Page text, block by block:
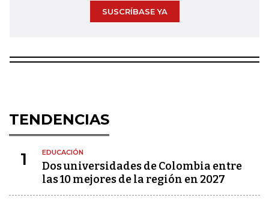
SUSCRÍBASE YA
TENDENCIAS
1 EDUCACIÓN
Dos universidades de Colombia entre
las 10 mejores de la región en 2027